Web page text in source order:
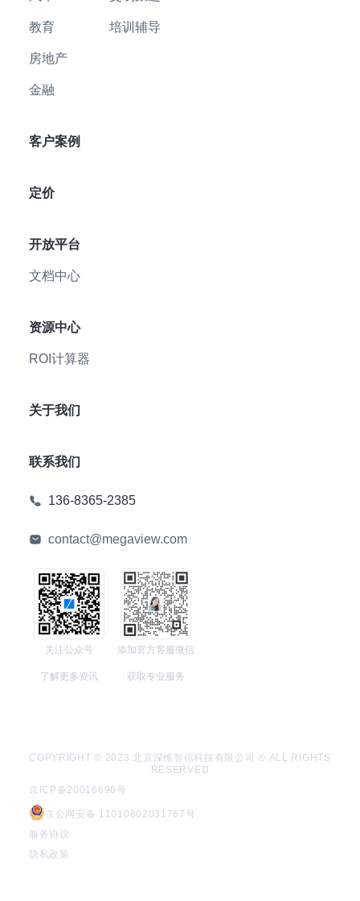
教育
房地产
金融
培训辅导
客户案例
定价
开放平台
文档中心
资源中心
ROI计算器
关于我们
联系我们
136-8365-2385
contact@megaview.com
关注公众号
了解更多资讯
添加官方客服微信
获取专业服务
COPYRIGHT © 2023 北京深维智信科技有限公司 ® ALL RIGHTS
RESERVED
京ICP备20016696号
京公网安备 11010802031767号
服务协议
隐私政策